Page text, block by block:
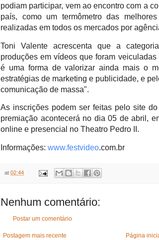
podiam participar, vem ao encontro com a
país, como um termômetro das
realizadas em todos os mercados por
Toni Valente acrescenta que a
produções em vídeos que foram veiculadas
é uma forma de valorizar ainda mais o
estratégias de marketing e publicidade, e
comunicação de massa".
As inscrições podem ser feitas pelo site
premiação acontecerá no dia 05 de abril,
online e presencial no Theatro Pedro II.
Informações: www.festvideo.com.br
at 02:44
Nenhum comentário:
Postar um comentário
Postagem mais recente
Página